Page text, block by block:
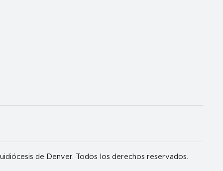
de Denver. Todos los derechos reservados.